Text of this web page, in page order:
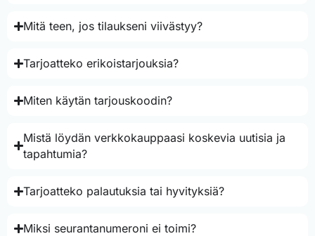
Mitä teen, jos tilaukseni viivästyy?
Tarjoatteko erikoistarjouksia?
Miten käytän tarjouskoodin?
Mistä löydän verkkokauppaasi koskevia uutisia ja
tapahtumia?
Tarjoatteko palautuksia tai hyvityksiä?
Miksi seurantanumeroni ei toimi?